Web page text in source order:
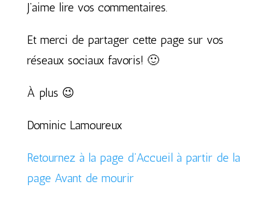
J’aime lire vos commentaires.
Et merci de partager cette page sur vos
réseaux sociaux favoris! 🙂
À plus 😉
Dominic Lamoureux
Retournez à la page d’Accueil à partir de la
page Avant de mourir